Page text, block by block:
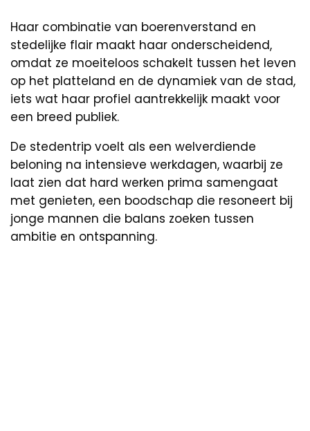
Haar combinatie van boerenverstand en
stedelijke flair maakt haar onderscheidend,
omdat ze moeiteloos schakelt tussen het leven
op het platteland en de dynamiek van de stad,
iets wat haar profiel aantrekkelijk maakt voor
een breed publiek.
De stedentrip voelt als een welverdiende
beloning na intensieve werkdagen, waarbij ze
laat zien dat hard werken prima samengaat
met genieten, een boodschap die resoneert bij
jonge mannen die balans zoeken tussen
ambitie en ontspanning.